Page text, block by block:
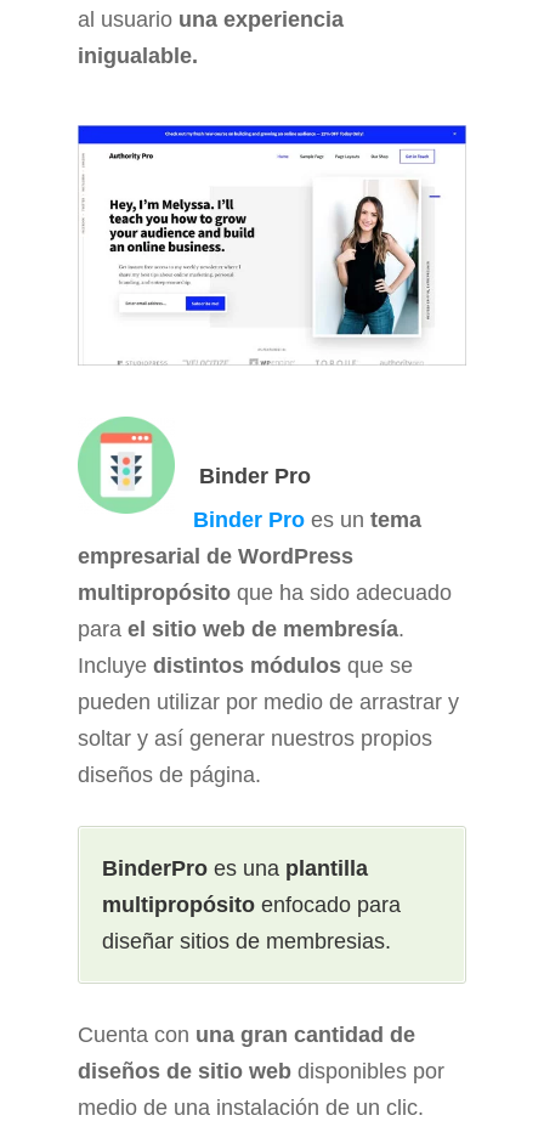
al usuario una experiencia
inigualable.
Binder Pro
Binder Pro es un tema
empresarial de WordPress
multipropósito que ha sido adecuado
para el sitio web de membresía.
Incluye distintos módulos que se
pueden utilizar por medio de arrastrar y
soltar y así generar nuestros propios
diseños de página.
BinderPro es una plantilla
multipropósito enfocado para
diseñar sitios de membresias.
Cuenta con una gran cantidad de
diseños de sitio web disponibles por
medio de una instalación de un clic.